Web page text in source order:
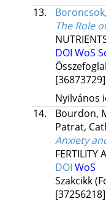
13.
The Role
DOI WoS
[36873729]
Nyilvános
14.
Bourdon,
Patrat,
Anxiety
FERTILITY
DOI WoS
Szakcikk
[37256218]